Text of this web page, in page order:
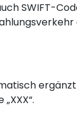
SWIFT-